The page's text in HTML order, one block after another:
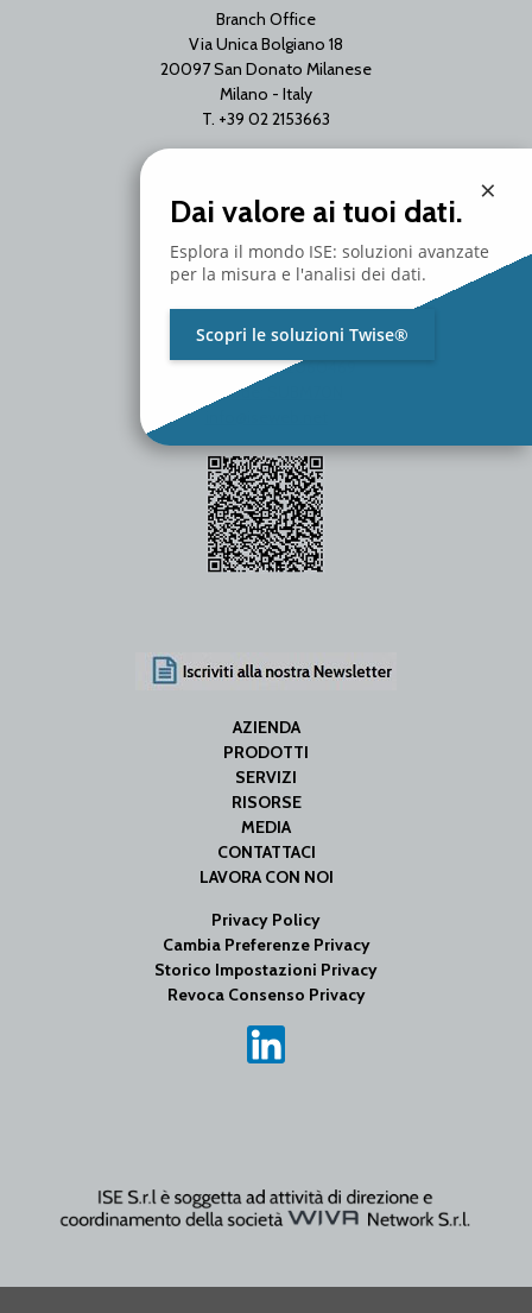
Branch Office
Via Unica Bolgiano 18
20097 San Donato Milanese
Milano - Italy
T. +39 02 2153663
P.Iva / C.F. 01642060469
SDI Code: SUBM70N
AZIENDA
PRODOTTI
SERVIZI
RISORSE
MEDIA
CONTATTACI
LAVORA CON NOI
Privacy Policy
Cambia Preferenze Privacy
Storico Impostazioni Privacy
Revoca Consenso Privacy
×
Dai valore ai tuoi dati.
Esplora il mondo ISE: soluzioni avanzate
per la misura e l'analisi dei dati.
Scopri le soluzioni Twise®